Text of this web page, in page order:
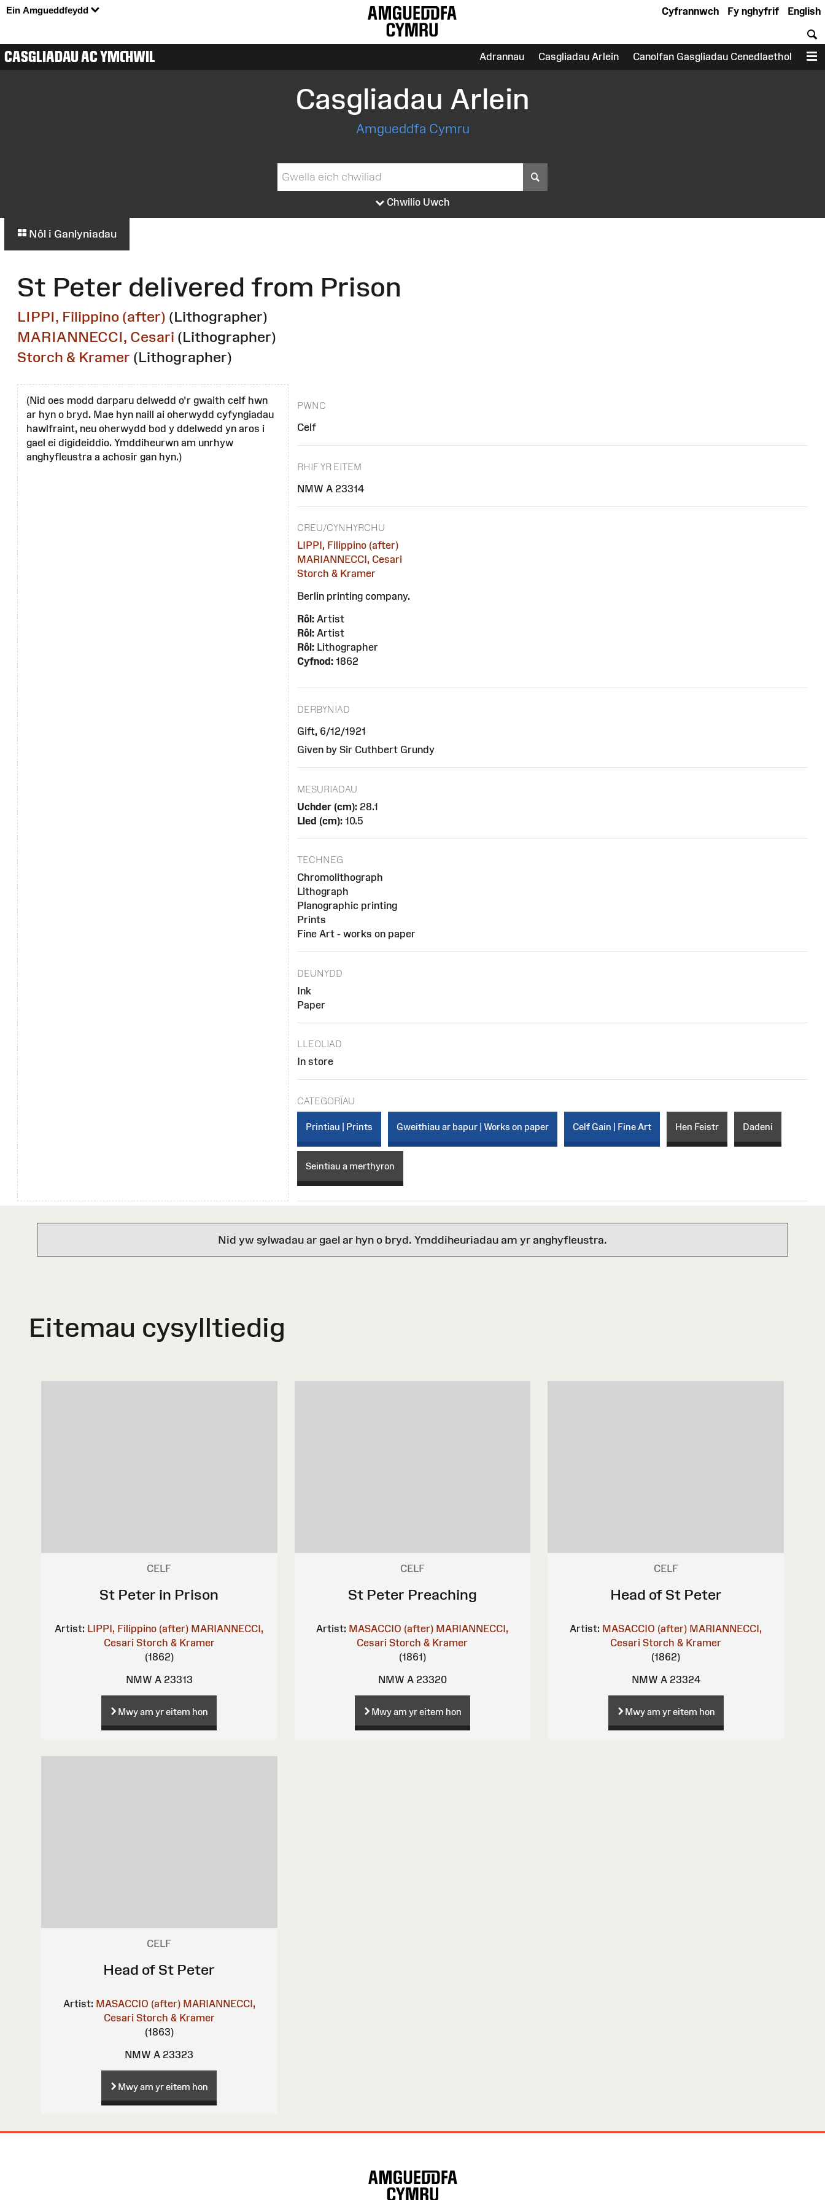
Ein Amgueddfeydd English
Fy nghyfrif
Cyfrannwch
CASGLIADAU AC YMCHWIL Adrannau Casgliadau Arlein Canolfan Gasgliadau Cenedlaethol
Casgliadau Arlein
Amgueddfa Cymru
Chwilio Uwch
Nôl i Ganlyniadau
St Peter delivered from Prison
LIPPI, Filippino (after) (Lithographer)
MARIANNECCI, Cesari (Lithographer)
Storch & Kramer (Lithographer)
(Nid oes modd darparu delwedd o'r gwaith celf hwn
ar hyn o bryd. Mae hyn naill ai oherwydd cyfyngiadau
hawlfraint, neu oherwydd bod y ddelwedd yn aros i
gael ei digideiddio. Ymddiheurwn am unrhyw
anghyfleustra a achosir gan hyn.)
PWNC
Celf
RHIF YR EITEM
NMW A 23314
CREU/CYNHYRCHU
LIPPI, Filippino (after)
MARIANNECCI, Cesari
Storch & Kramer
Berlin printing company.
Rôl:Artist
Rôl:Artist
Rôl:Lithographer
Cyfnod:1862
DERBYNIAD
Gift, 6/12/1921
Given by Sir Cuthbert Grundy
MESURIADAU
Uchder (cm):28.1
Lled (cm):10.5
TECHNEG
Chromolithograph
Lithograph
Planographic printing
Prints
Fine Art - works on paper
DEUNYDD
Ink
Paper
LLEOLIAD
In store
CATEGORÏAU
Printiau | Prints Gweithiau ar bapur | Works on paper Celf Gain | Fine Art Hen Feistr Dadeni
Seintiau a merthyron
Nid yw sylwadau ar gael ar hyn o bryd. Ymddiheuriadau am yr anghyfleustra.
Eitemau cysylltiedig
CELF
St Peter in Prison
Artist: LIPPI, Filippino (after) MARIANNECCI,
Cesari Storch & Kramer
(1862)
NMW A 23313
Mwy am yr eitem hon
CELF
St Peter Preaching
Artist: MASACCIO (after) MARIANNECCI,
Cesari Storch & Kramer
(1861)
NMW A 23320
Mwy am yr eitem hon
CELF
Head of St Peter
Artist: MASACCIO (after) MARIANNECCI,
Cesari Storch & Kramer
(1862)
NMW A 23324
Mwy am yr eitem hon
CELF
Head of St Peter
Artist: MASACCIO (after) MARIANNECCI,
Cesari Storch & Kramer
(1863)
NMW A 23323
Mwy am yr eitem hon